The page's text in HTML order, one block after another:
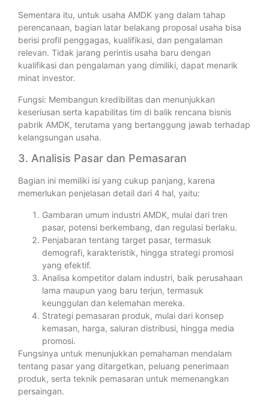
Sementara itu, untuk usaha AMDK yang dalam tahap
perencanaan, bagian latar belakang proposal usaha bisa
berisi profil penggagas, kualifikasi, dan pengalaman
relevan. Tidak jarang perintis usaha baru dengan
kualifikasi dan pengalaman yang dimiliki, dapat menarik
minat investor.
Fungsi: Membangun kredibilitas dan menunjukkan
keseriusan serta kapabilitas tim di balik rencana bisnis
pabrik AMDK, terutama yang bertanggung jawab terhadap
kelangsungan usaha.
3. Analisis Pasar dan Pemasaran
Bagian ini memiliki isi yang cukup panjang, karena
memerlukan penjelasan detail dari 4 hal, yaitu:
Gambaran umum industri AMDK, mulai dari tren
pasar, potensi berkembang, dan regulasi berlaku.
Penjabaran tentang target pasar, termasuk
demografi, karakteristik, hingga strategi promosi
yang efektif.
Analisa kompetitor dalam industri, baik perusahaan
lama maupun yang baru terjun, termasuk
keunggulan dan kelemahan mereka.
Strategi pemasaran produk, mulai dari konsep
kemasan, harga, saluran distribusi, hingga media
promosi.
Fungsinya untuk menunjukkan pemahaman mendalam
tentang pasar yang ditargetkan, peluang penerimaan
produk, serta teknik pemasaran untuk memenangkan
persaingan.